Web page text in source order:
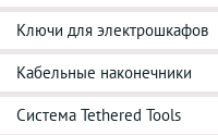
Ключи для электрошкафов
Кабельные наконечники
Система Tethered Tools